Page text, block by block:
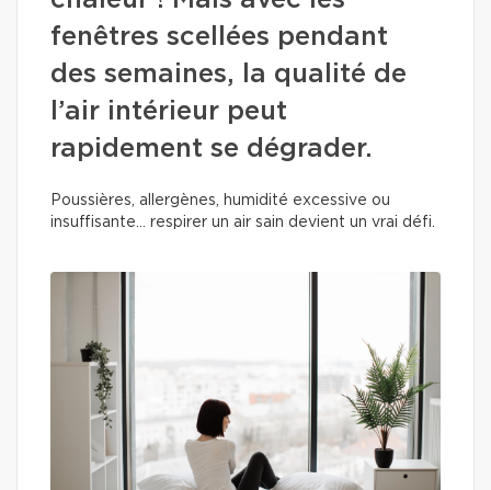
fenêtres scellées pendant
des semaines, la qualité de
l’air intérieur peut
rapidement se dégrader.
Poussières, allergènes, humidité excessive ou
insuffisante… respirer un air sain devient un vrai défi.